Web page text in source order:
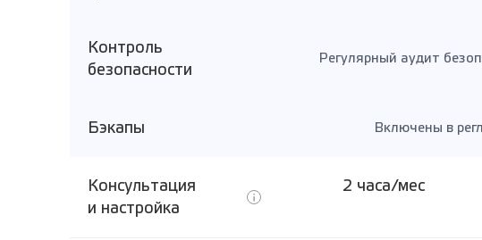
Контроль
безопасности
Регулярный аудит
Бэкапы Включены в
Консультация
и настройка
2 часа/мес